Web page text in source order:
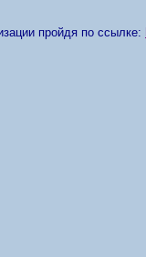
пройдя по ссылке: